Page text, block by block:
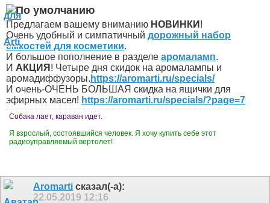
Предлагаем вашему вниманию НОВИНКИ !
Очень удобный и симпатичный дорожный набор
емкостей для косметики.
И большое пополнение в разделе аромаламп.
И АКЦИЯ ! Четыре дня скидок на аромалампы и
аромадиффузоры. https://aromarti.ru/specials/
И очень-ОЧЕНЬ БОЛЬШАЯ скидка на ящички для
эфирных масел! https://aromarti.ru/specials/?page=7
Собака лает, караван идет.
Я взрослый, состоявшийся человек. Я хочу купить себе этот
радиоуправляемый вертолет!
Aromarti сказал(-а):
22.05.2019 12:16